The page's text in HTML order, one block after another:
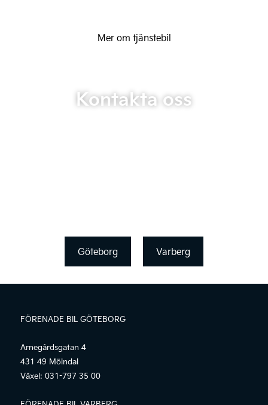
Mer om tjänstebil
Kontakta oss
Göteborg Varberg
FÖRENADE BIL GÖTEBORG
Arnegårdsgatan 4
431 49 Mölndal
Växel: 031-797 35 00